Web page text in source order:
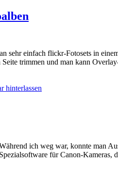
sehr einfach flickr-Fotosets in
trimmen und man kann
hinterlassen
ich weg war, konnte man
für Canon-Kameras,